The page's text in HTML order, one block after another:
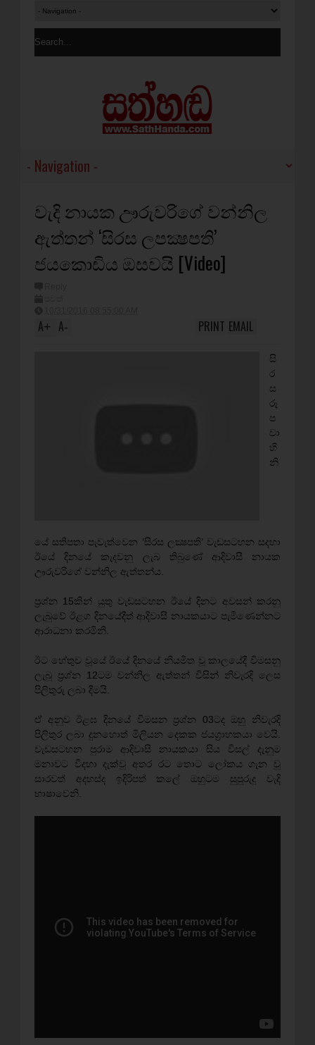
වැදි නායක ඌරුවරිගේ වන්නිල
ඇත්තන් ‘සිරස ලපක්‍ෂපති’
ජයකොඩිය ඔසවයි [Video]
A+ A- EMAIL
PRINT
සි
ර
ස
රූ
ප
වා
හි
නි
යේ සතිපතා පැවැත්වෙන ‘සිරස ලක්‍ෂපති’ වැඩසටහන සදහා
ඊයේ දිනයේ කැදවනු ලැබ තිබුණේ ආදිවාසී නායක
ඌරුවරිගේ වන්නිල ඇත්තන්ය.
ප‍්‍රශ්න 15කින් යුතු වැඩසටහන ඊයේ දිනට අවසන් කරනු
ලැබුවේ ඊළග දිනයේදීත් ආදිවාසී නායකයාට පැමිණෙන්නට
ආරාධනා කරමිනි.
ඊට හේතුව වූයේ ඊයේ දිනයේ නියමිත වූ කාලයේදී විමසනු
ලැබූ ප‍්‍රශ්න 12ටම වන්නිල ඇත්තන් විසින් නිවැරදි ලෙස
පිලිතුරු ලබා දීමයි.
ඒ අනුව ඊළඝ දිනයේ විමසන ප‍්‍රශ්න 03ටද ඔහු නිවැරදි
පිලිතුර ලබා දුනහොත් මිලියන දෙකක ජයග‍්‍රාහකයා වෙයි.
වැඩසටහන පුරාම ආදිවාසි නායකයා සිය විසල් දැනුම
මනාවට විදහා දැක්වූ අතර රට තොට ලෝකය ගැන වූ
සාරවත් අදහස්ද ඉදිරිපත් කලේ ඔහුටම සුපුරුදු වැදි
භාෂාවෙනි.